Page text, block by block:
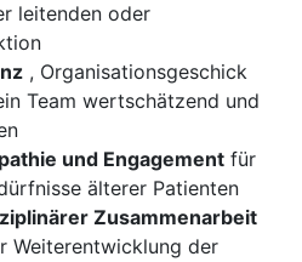
leitenden oder
, Organisationsgeschick
Team wertschätzend und
und Engagement für
älterer Patienten
Zusammenarbeit
Weiterentwicklung der